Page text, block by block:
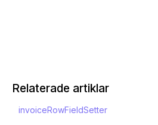
Relaterade artiklar
invoiceRowFieldSetter